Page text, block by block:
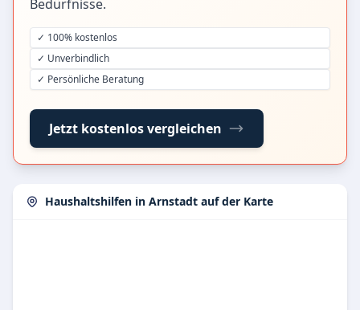
Bedürfnisse.
✓ 100% kostenlos
✓ Unverbindlich
✓ Persönliche Beratung
Jetzt kostenlos vergleichen
Haushaltshilfen in Arnstadt auf der Karte